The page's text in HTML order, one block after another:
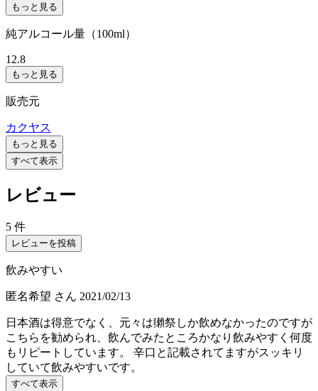
もっと見る
純アルコール量（100ml）
12.8
もっと見る
販売元
カクヤス
もっと見る
すべて表示
レビュー
5 件
レビューを投稿
飲みやすい
匿名希望 さん 2021/02/13
日本酒は得意でなく、元々は獺祭しか飲めなかったのですが
こちらを勧められ、飲んでみたところかなり飲みやすく何度
もリピートしています。 辛口と記載されてますがスッキリ
していて飲みやすいです。
すべて表示